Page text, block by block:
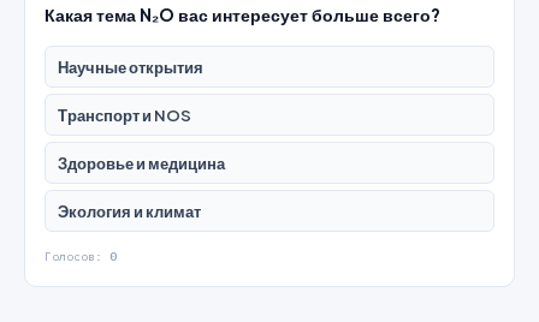
Какая тема N₂O вас интересует больше всего?
Научные открытия
Транспорт и NOS
Здоровье и медицина
Экология и климат
Голосов: 0